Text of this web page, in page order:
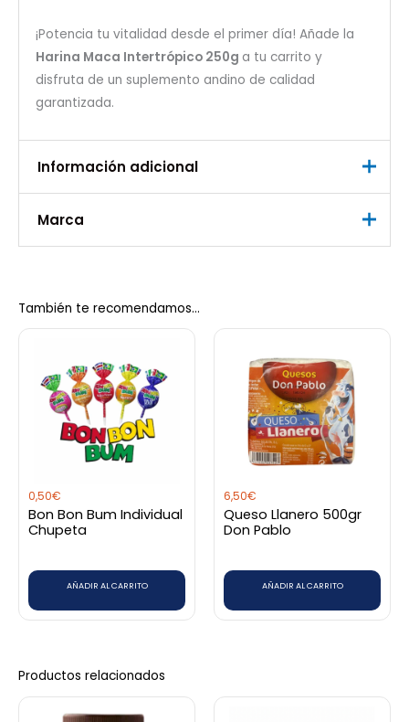
¡Potencia tu vitalidad desde el primer día! Añade la
Harina Maca Intertrópico 250g a tu carrito y
disfruta de un suplemento andino de calidad
garantizada.
Información adicional
Peso
Marca
Intertropico
También te recomendamos…
0,50€
Bon Bon Bum Individual
Chupeta
AÑADIR AL CARRITO
6,50€
Queso Llanero 500gr
Don Pablo
AÑADIR AL CARRITO
Productos relacionados